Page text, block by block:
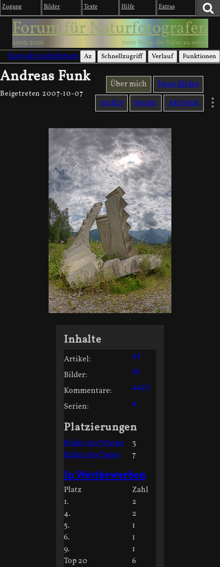
Zugang Bilder Texte Hilfe Extras
Forum für Naturfotografen
2003-2026 1000 Wege, die Natur zu sehen
Kontakt aufnehmen Az Schnellzugriff Verlauf Funktionen
Andreas Funk
Beigetreten 2007-10-07
Über mich
Neue Bilder
Archiv
Serien Aktivität
Inhalte
Artikel:
45
Bilder:
95
Kommentare:
4223
Serien:
4
Platzierungen
Bilder der Woche
3
Bilder des Tages
7
In Wettbewerben
Platz
Zahl
1.
2
4.
2
5.
1
6.
1
9.
1
Top 20
6